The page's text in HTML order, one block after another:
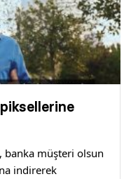
banka müşteri olsun
indirerek